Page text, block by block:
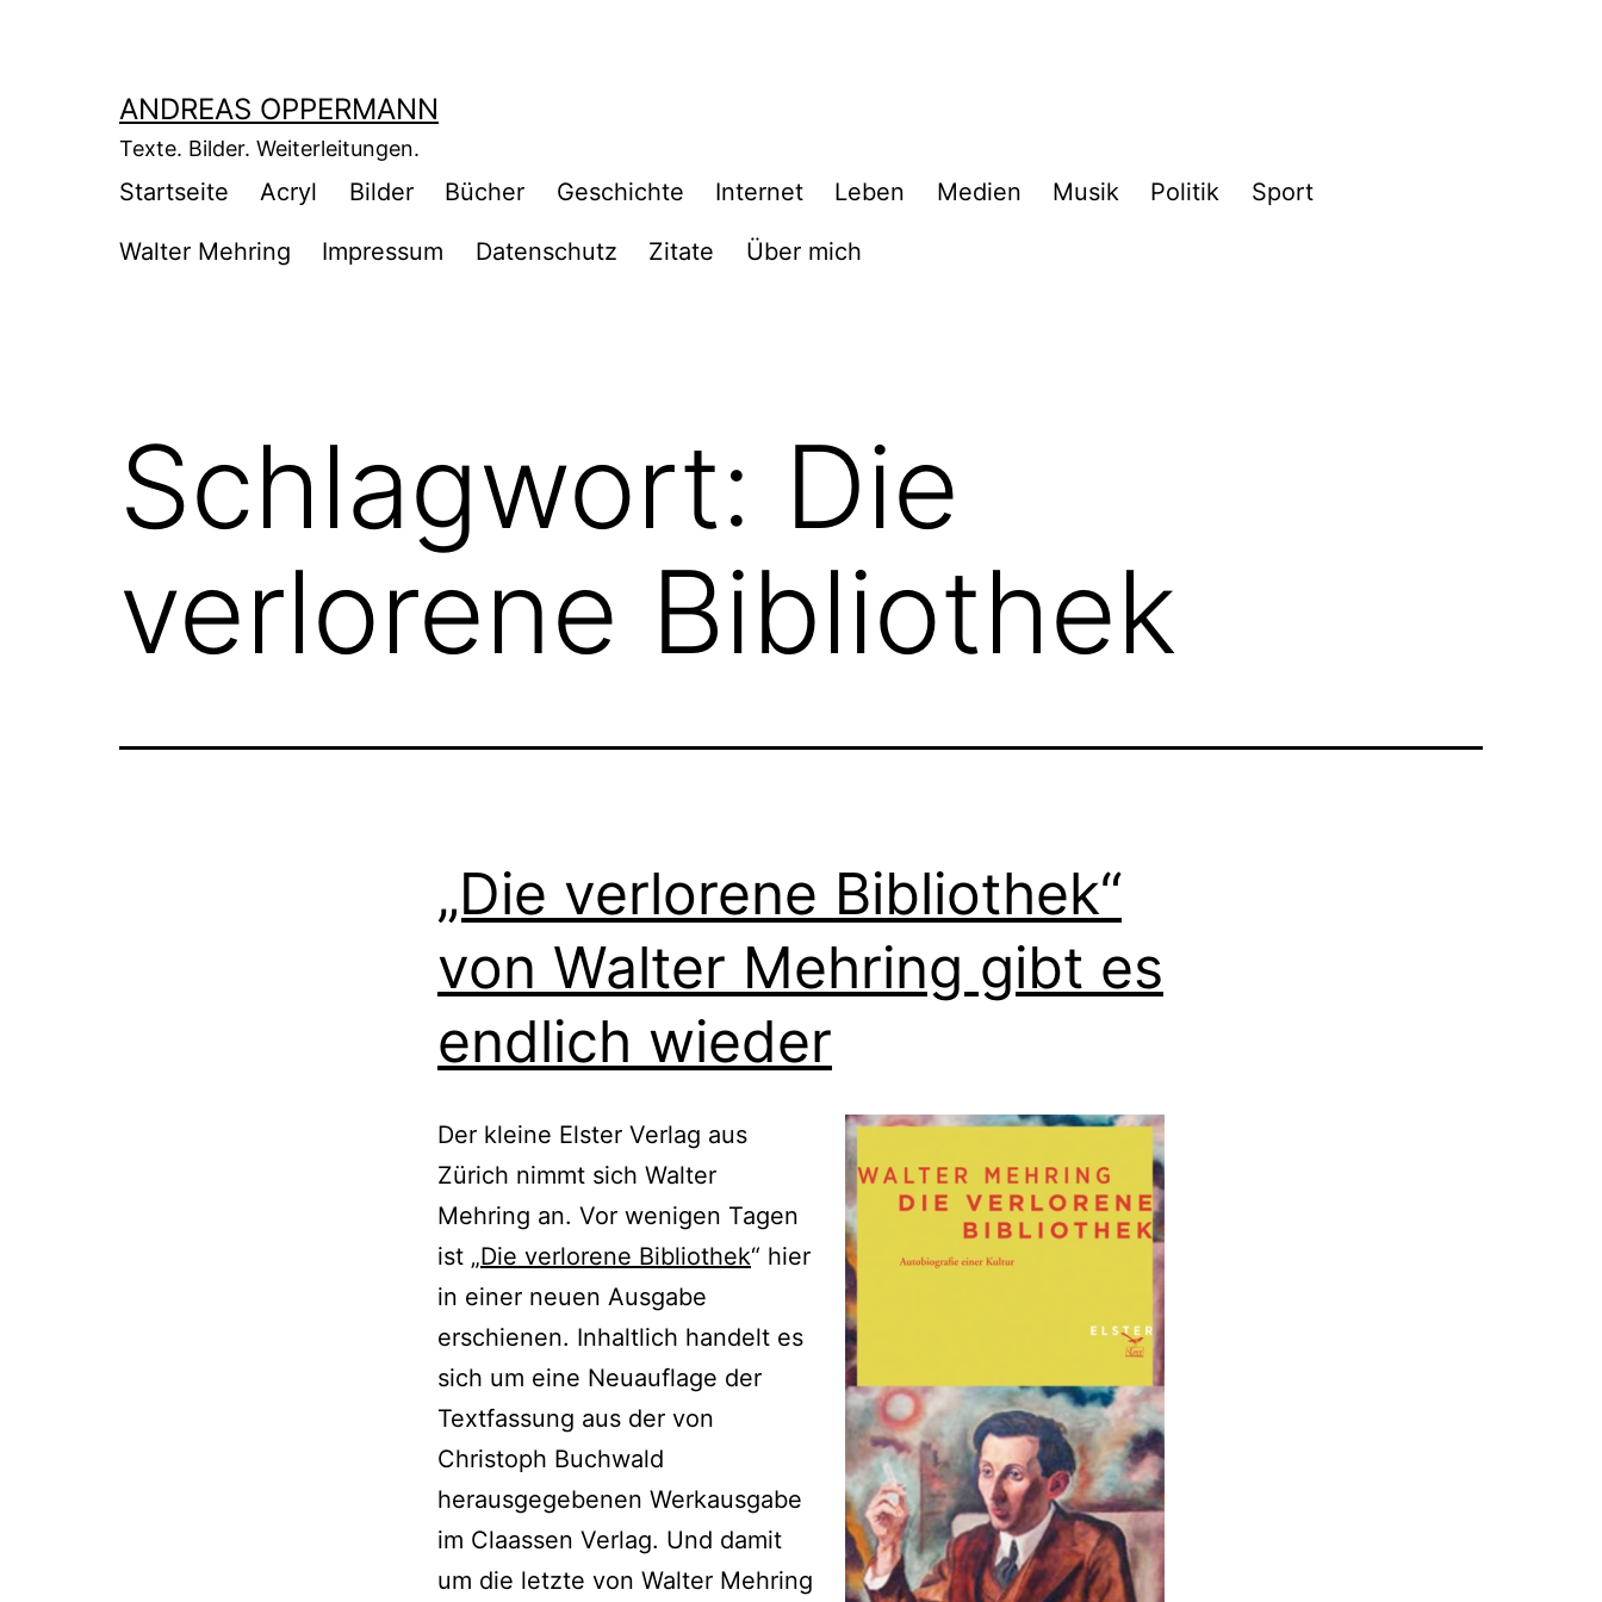
ANDREAS OPPERMANN
Texte. Bilder. Weiterleitungen.
Startseite Acryl Bilder Bücher Geschichte Internet Leben Medien Musik Politik Sport
Walter Mehring Impressum Datenschutz Zitate Über mich
Schlagwort: Die
verlorene Bibliothek
„Die verlorene Bibliothek“
von Walter Mehring gibt es
endlich wieder
Der kleine Elster Verlag aus
Zürich nimmt sich Walter
Mehring an. Vor wenigen Tagen
ist „Die verlorene Bibliothek“ hier
in einer neuen Ausgabe
erschienen. Inhaltlich handelt es
sich um eine Neuauflage der
Textfassung aus der von
Christoph Buchwald
herausgegebenen Werkausgabe
im Claassen Verlag. Und damit
um die letzte von Walter Mehring